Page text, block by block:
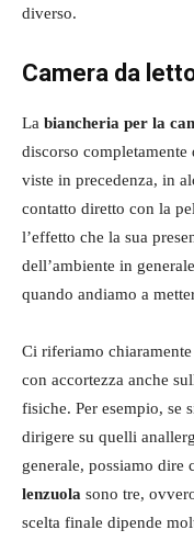
diverso.
Camera da
La biancheria per la
discorso
viste in precedenza, in
contatto diretto con la
l’effetto che la sua
dell’ambiente in
quando andiamo a
Ci riferiamo chiaramente
con accortezza anche
fisiche. Per esempio, se
dirigere su quelli
generale, possiamo dire
lenzuola sono tre,
scelta finale dipende